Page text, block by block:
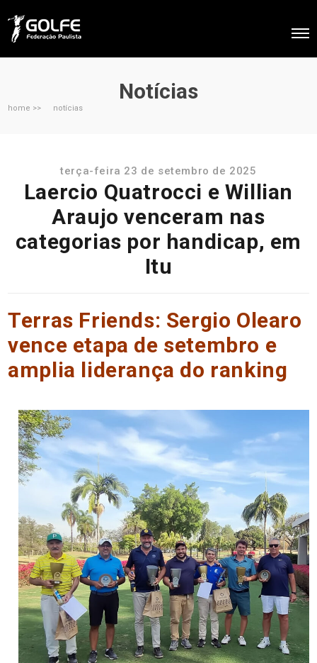
Notícias
home >> notícias
terça-feira 23 de setembro de 2025
Laercio Quatrocci e Willian
Araujo venceram nas
categorias por handicap, em
Itu
Terras Friends: Sergio Olearo
vence etapa de setembro e
amplia liderança do ranking